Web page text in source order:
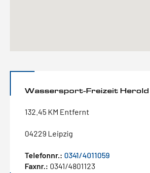
Wassersport-Freizeit Herold
132.45 KM Entfernt
04229 Leipzig
Telefonnr.: 0341/4011059
Faxnr.: 0341/4801123